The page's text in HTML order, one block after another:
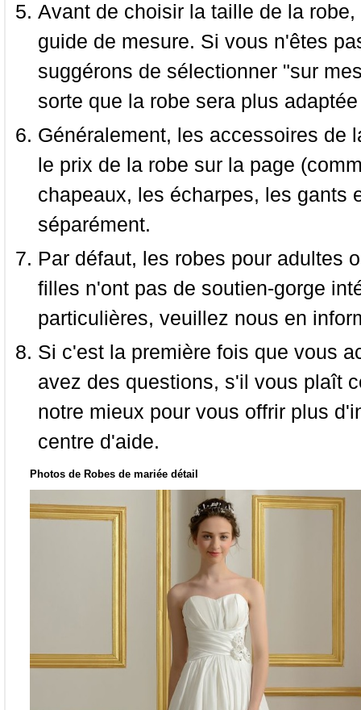
Avant de choisir la taille de la
guide de mesure. Si vous n'êtes
suggérons de sélectionner "sur
sorte que la robe sera plus
Généralement, les accessoires de
le prix de la robe sur la page
chapeaux, les écharpes, les gants
séparément.
Par défaut, les robes pour adultes
filles n'ont pas de soutien-gorge
particulières, veuillez nous en
Si c'est la première fois que vous
avez des questions, s'il vous plaît
notre mieux pour vous offrir plus
centre d'aide.
Photos de Robes de mariée détail